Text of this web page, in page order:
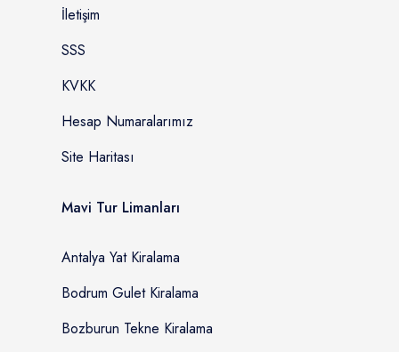
İletişim
SSS
KVKK
Hesap Numaralarımız
Site Haritası
Mavi Tur Limanları
Antalya Yat Kiralama
Bodrum Gulet Kiralama
Bozburun Tekne Kiralama